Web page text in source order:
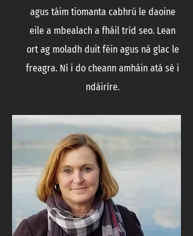
agus táim tiomanta cabhrú le daoine
eile a mbealach a fháil tríd seo. Lean
ort ag moladh duit féin agus ná glac le
freagra. Ní i do cheann amháin atá sé i
ndáiríre.